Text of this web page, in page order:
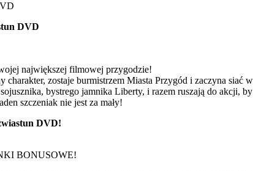
DVD
największej filmowej przygodzie!
zostaje burmistrzem Miasta Przygód i zaczyna
bystrego jamnika Liberty, i razem ruszają do akcji,
szczeniak nie jest za mały!
DVD!
BONUSOWE!